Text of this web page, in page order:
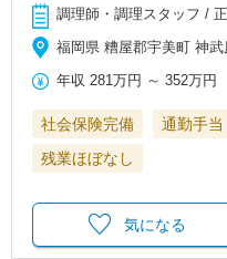
調理師・調理スタッフ /
福岡県 糟屋郡宇美町 神武
年収 281万円 ～352万円
社会保険完備 通勤手当
残業ほぼなし
気になる